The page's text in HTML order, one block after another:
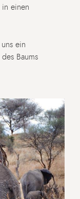
einen
ein
Baums